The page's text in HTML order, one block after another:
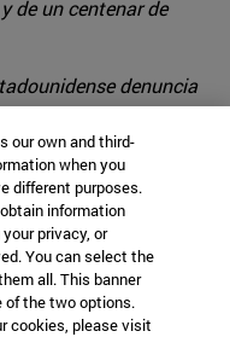
de un centenar de
denuncia
la Escuela de Policías
para la formación
una estación de
de que los rusos
el espionaje sobre
our own and third-
when you
different purposes.
information
privacy, or
You can select the
all. This banner
of the two options.
cookies, please visit